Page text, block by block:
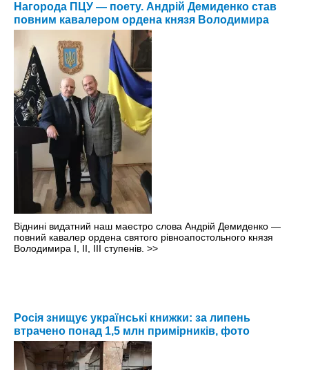
Нагорода ПЦУ — поету. Андрій Демиденко став
повним кавалером ордена князя Володимира
Віднині видатний наш маестро слова Андрій Демиденко —
повний кавалер ордена святого рівноапостольного князя
Володимира І, ІІ, ІІІ ступенів. >>
Росія знищує українські книжки: за липень
втрачено понад 1,5 млн примірників, фото